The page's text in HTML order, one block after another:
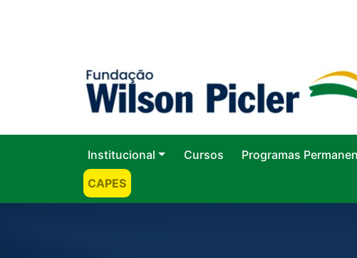
Institucional Cursos Programas
CAPES